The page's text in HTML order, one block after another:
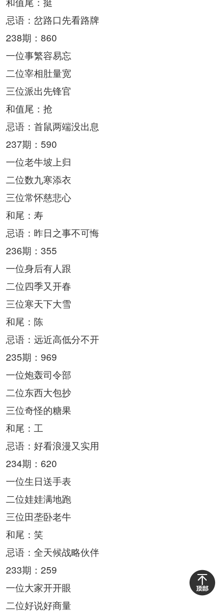
忌语：岔路口先看路牌
238期：860
一位事繁容易忘
二位宰相肚量宽
三位派出先锋官
和值尾：抢
忌语：首鼠两端没出息
237期：590
一位老牛坡上归
二位数九寒添衣
三位常怀慈悲心
和尾：寿
忌语：昨日之事不可悔
236期：355
一位身后有人跟
二位四季又开春
三位寒天下大雪
和尾：陈
忌语：远近高低分不开
235期：969
一位炮轰司令部
二位东西大包抄
三位奇怪的糖果
和尾：工
忌语：好看浪漫又实用
234期：620
一位生日送手表
二位娃娃满地跑
三位田垄卧老牛
和尾：笑
忌语：全天候战略伙伴
233期：259
一位大家开开眼
二位好说好商量